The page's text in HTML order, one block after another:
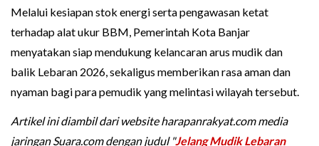
Melalui kesiapan stok energi serta pengawasan ketat
terhadap alat ukur BBM, Pemerintah Kota Banjar
menyatakan siap mendukung kelancaran arus mudik dan
balik Lebaran 2026, sekaligus memberikan rasa aman dan
nyaman bagi para pemudik yang melintasi wilayah tersebut.
Artikel ini diambil dari website harapanrakyat.com media
jaringan Suara.com dengan judul "Jelang Mudik Lebaran